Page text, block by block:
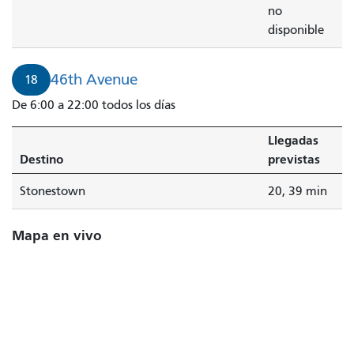
no
disponible
18 46th Avenue
De 6:00 a 22:00 todos los días
Destino
Llegadas
previstas
Stonestown 20, 39 min
Mapa en vivo